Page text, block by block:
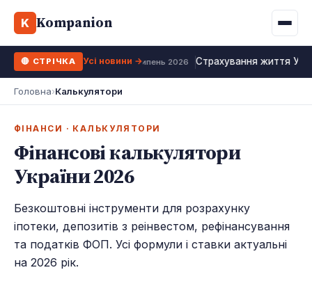
K Kompanion
Калькулятор МФО
Усі 10 МФО →
Життя
Усі види
WhiteBIT
Kuna
Bybit
Усі 10 бірж →
Іпотека
Депозит
Рефінансування
ФОП податки
🔴 СТРІЧКА 26 липень 2026 Страхування життя
Усі новини →
Головна›Калькулятори
ФІНАНСИ · КАЛЬКУЛЯТОРИ
Фінансові калькулятори
України 2026
Безкоштовні інструменти для розрахунку
іпотеки, депозитів з реінвестом, рефінансування
та податків ФОП. Усі формули і ставки актуальні
на 2026 рік.